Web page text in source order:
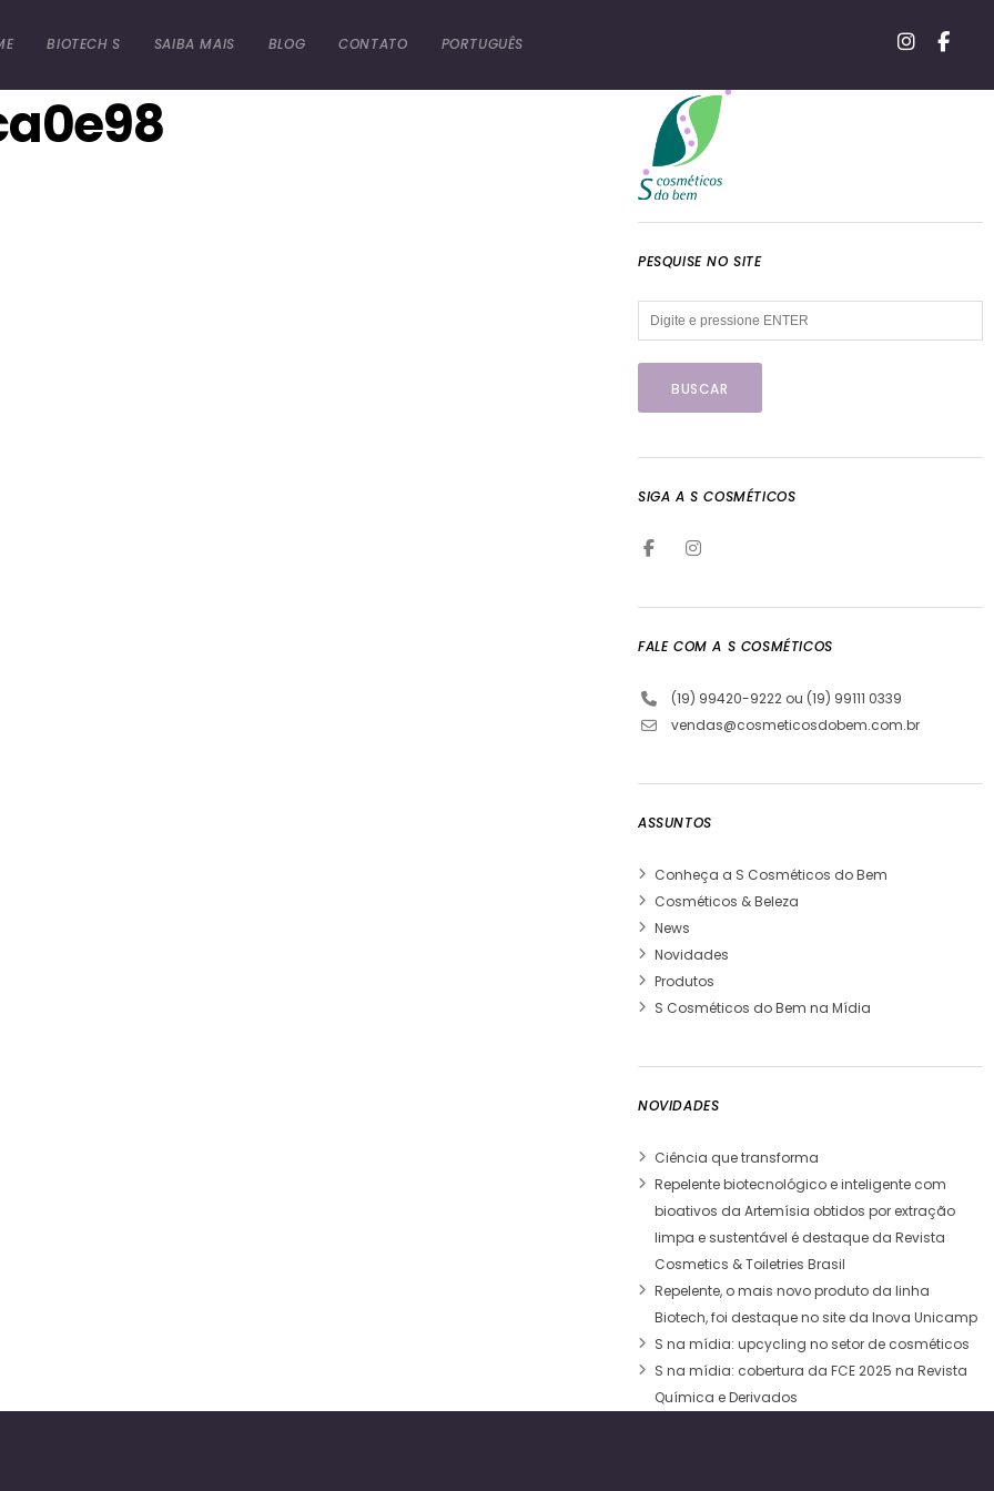
BIOTECH S SAIBA MAIS BLOG CONTATO PORTUGUÊS
PESQUISE NO SITE
SIGA A S COSMÉTICOS
FALE COM A S COSMÉTICOS
(19) 99420-9222 ou (19) 99111 0339
vendas@cosmeticosdobem.com.br
ASSUNTOS
Conheça a S Cosméticos do Bem
Cosméticos & Beleza
News
Novidades
Produtos
S Cosméticos do Bem na Mídia
NOVIDADES
Ciência que transforma
Repelente biotecnológico e inteligente com
bioativos da Artemísia obtidos por extração
limpa e sustentável é destaque da Revista
Cosmetics & Toiletries Brasil
Repelente, o mais novo produto da linha
Biotech, foi destaque no site da Inova Unicamp
S na mídia: upcycling no setor de cosméticos
S na mídia: cobertura da FCE 2025 na Revista
Química e Derivados